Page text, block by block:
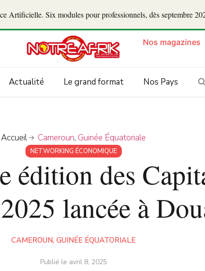
Artificielle. Six modules pour professionnels, dès septembre
Nos magazines
Actualité Le grand format Nos Pays
Accueil Cameroun, Guinée Équatoriale
NETWORKING ÉCONOMIQUE
édition des
lancée à
CAMEROUN, GUINÉE ÉQUATORIALE
Publié le avril 8, 2025